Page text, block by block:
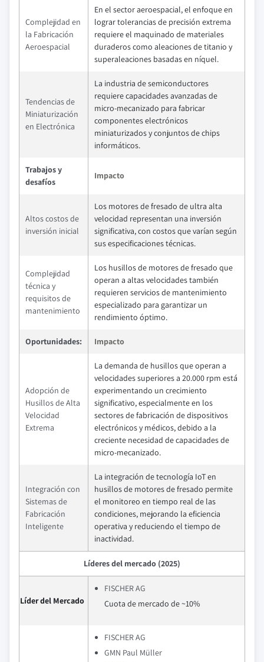
Complejidad en
la Fabricación
Aeroespacial
En el sector aeroespacial, el enfoque en
lograr tolerancias de precisión extrema
requiere el maquinado de materiales
duraderos como aleaciones de titanio y
superaleaciones basadas en níquel.
Tendencias de
Miniaturización
en Electrónica
La industria de semiconductores
requiere capacidades avanzadas de
micro-mecanizado para fabricar
componentes electrónicos
miniaturizados y conjuntos de chips
informáticos.
Trabajos y
desafíos
Impacto
Altos costos de
inversión inicial
Los motores de fresado de ultra alta
velocidad representan una inversión
significativa, con costos que varían según
sus especificaciones técnicas.
Complejidad
técnica y
requisitos de
mantenimiento
Los husillos de motores de fresado que
operan a altas velocidades también
requieren servicios de mantenimiento
especializado para garantizar un
rendimiento óptimo.
Oportunidades: Impacto
Adopción de
Husillos de Alta
Velocidad
Extrema
La demanda de husillos que operan a
velocidades superiores a 20.000 rpm está
experimentando un crecimiento
significativo, especialmente en los
sectores de fabricación de dispositivos
electrónicos y médicos, debido a la
creciente necesidad de capacidades de
micro-mecanizado.
Integración con
Sistemas de
Fabricación
Inteligente
La integración de tecnología IoT en
husillos de motores de fresado permite
el monitoreo en tiempo real de las
condiciones, mejorando la eficiencia
operativa y reduciendo el tiempo de
inactividad.
Líderes del mercado (2025)
Líder del Mercado
FISCHER AG
Cuota de mercado de ~10%
FISCHER AG
GMN Paul Müller